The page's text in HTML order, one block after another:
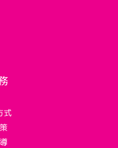
式